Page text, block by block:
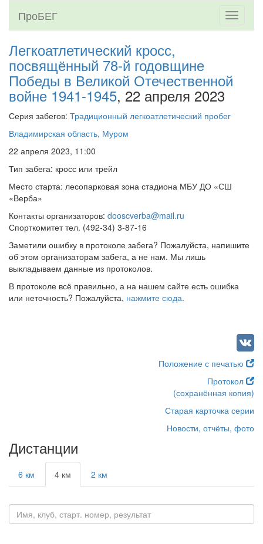
Toggle
ПроБЕГ
Легкоатлетический кросс,
посвящённый 78-й годовщине
Победы в Великой Отечественной
войне 1941-1945, 22 апреля 2023
Серия забегов: Традиционный легкоатлетический пробег
Владимирская область, Муром
22 апреля 2023, 11:00
Тип забега: кросс или трейл
Место старта: лесопарковая зона стадиона МБУ ДО «СШ
«Верба»
Контакты организаторов: dooscverba@mail.ru
Спорткомитет тел. (492-34) 3-87-16
Заметили ошибку в протоколе забега? Пожалуйста, напишите
об этом организаторам забега, а не нам. Мы лишь
выкладываем данные из протоколов.
В протоколе всё правильно, а на нашем сайте есть ошибка
или неточность? Пожалуйста, нажмите сюда.
Положение с печатью
Протокол
(сохранённая копия)
Старая карточка серии
Новости, отчёты, фото
Дистанции
6 км 4 км 2 км